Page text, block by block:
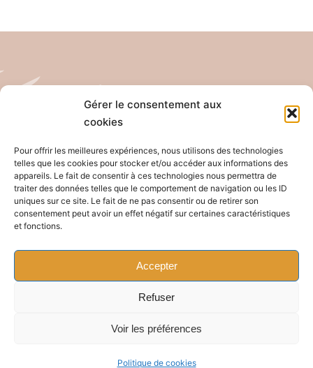
Gérer le consentement aux
cookies
Pour offrir les meilleures expériences, nous utilisons des technologies
telles que les cookies pour stocker et/ou accéder aux informations des
appareils. Le fait de consentir à ces technologies nous permettra de
traiter des données telles que le comportement de navigation ou les ID
uniques sur ce site. Le fait de ne pas consentir ou de retirer son
consentement peut avoir un effet négatif sur certaines caractéristiques
et fonctions.
Accepter
Refuser
Voir les préférences
Politique de cookies
Tél: 04 26 65 32 19
Email: contact@pro-anim.com
73 Grande rue de Saint Clair
69300 Caluire